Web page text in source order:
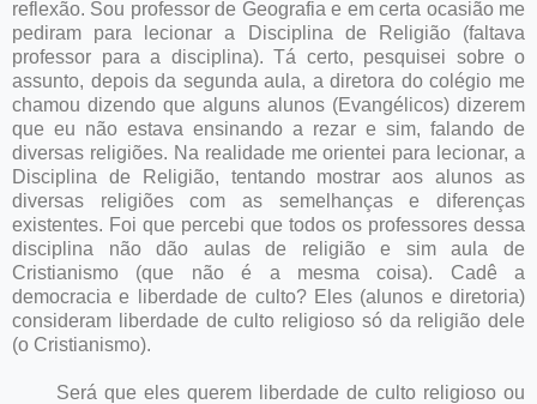
reflexão. Sou professor de Geografia e em certa ocasião me
pediram para lecionar a Disciplina de Religião (faltava
professor para a disciplina). Tá certo, pesquisei sobre o
assunto, depois da segunda aula, a diretora do colégio me
chamou dizendo que alguns alunos (Evangélicos) dizerem
que eu não estava ensinando a rezar e sim, falando de
diversas religiões. Na realidade me orientei para lecionar, a
Disciplina de Religião, tentando mostrar aos alunos as
diversas religiões com as semelhanças e diferenças
existentes. Foi que percebi que todos os professores dessa
disciplina não dão aulas de religião e sim aula de
Cristianismo (que não é a mesma coisa). Cadê a
democracia e liberdade de culto? Eles (alunos e diretoria)
consideram liberdade de culto religioso só da religião dele
(o Cristianismo).
Será que eles querem liberdade de culto religioso ou